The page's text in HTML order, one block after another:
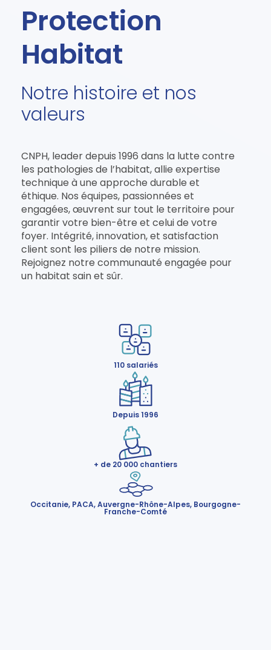
Protection
Habitat
Notre histoire et nos
valeurs
CNPH, leader depuis 1996 dans la lutte contre
les pathologies de l’habitat, allie expertise
technique à une approche durable et
éthique. Nos équipes, passionnées et
engagées, œuvrent sur tout le territoire pour
garantir votre bien-être et celui de votre
foyer. Intégrité, innovation, et satisfaction
client sont les piliers de notre mission.
Rejoignez notre communauté engagée pour
un habitat sain et sûr.
110 salariés
Depuis 1996
+ de 20 000 chantiers
Occitanie, PACA, Auvergne-Rhône-Alpes, Bourgogne-
Franche-Comté